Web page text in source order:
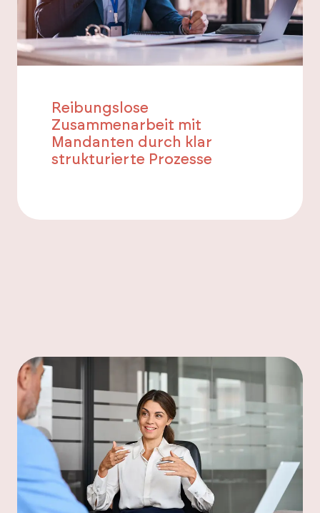
Reibungslose
Zusammenarbeit mit
Mandanten durch klar
strukturierte Prozesse